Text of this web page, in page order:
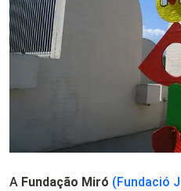
A Fundação Miró (Fundació